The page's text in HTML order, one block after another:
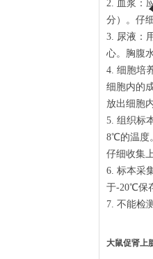
2. 血浆：
分）。仔
3. 尿液：
心。胸腹
4. 细胞培
细胞内的
放出细胞
5. 组织标
8℃的温度
仔细收集
6. 标本采
于-20℃保
7. 不能检
大鼠促肾上